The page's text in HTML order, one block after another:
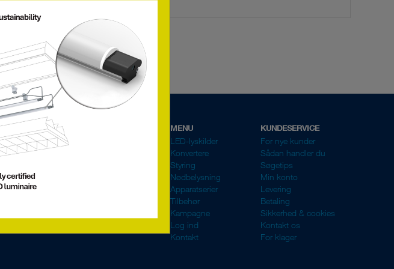
WLK ÅBNINGSTIDER
Mandag – Torsdag
8.00 – 17.00 CET
Fredag
8:00 – 15:00 CET
MENU
LED-lyskilder
Konvertere
Styring
Nødbelysning
Apparatserier
Tilbehør
Kampagne
Log ind
Kontakt
KUNDESERVICE
For nye kunder
Sådan handler du
Søgetips
Min konto
Levering
Betaling
Sikkerhed & cookies
Kontakt os
For klager